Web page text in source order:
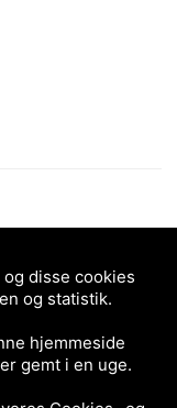
disse cookies
og statistik.
hjemmeside
gemt i en uge.